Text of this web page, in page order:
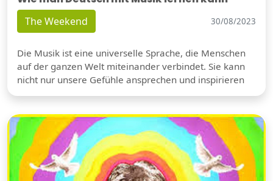
The Weekend 30/08/2023
Die Musik ist eine universelle Sprache, die Menschen
auf der ganzen Welt miteinander verbindet. Sie kann
nicht nur unsere Gefühle ansprechen und inspirieren